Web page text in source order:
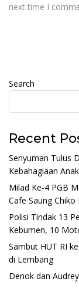
next time I
Search
Recent
Senyuman Tulus
Kebahagiaan
Milad Ke-4 PGB
Cafe Saung
Polisi Tindak 13
Kebumen, 10
Sambut HUT RI
di Lembang
Denok dan